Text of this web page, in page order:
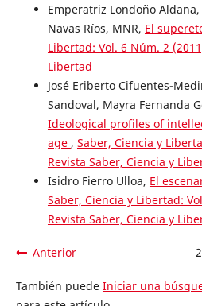
Emperatriz Londoño
Navas Ríos, MNR, El
Libertad: Vol. 6 Núm. 2
Libertad
José Eriberto Cifuentes-
Sandoval, Mayra Fernanda
Ideological profiles of
age , Saber, Ciencia y
Revista Saber, Ciencia y
Isidro Fierro Ulloa, El
Saber, Ciencia y Libertad:
Revista Saber, Ciencia y
Anterior
También puede Iniciar una